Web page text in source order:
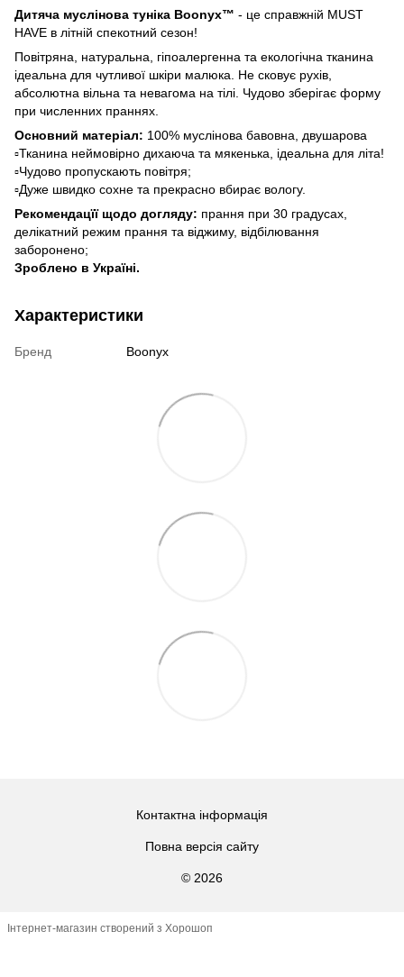
Дитяча муслінова туніка Boonyx™ - це справжній MUST
HAVE в літній спекотний сезон!
Повітряна, натуральна, гіпоалергенна та екологічна тканина
ідеальна для чутливої шкіри малюка. Не сковує рухів,
абсолютна вільна та невагома на тілі. Чудово зберігає форму
при численних праннях.
Основний матеріал: 100% муслінова бавовна, двушарова
▫️Тканина неймовірно дихаюча та мякенька, ідеальна для літа!
▫️Чудово пропускають повітря;
▫️Дуже швидко сохне та прекрасно вбирає вологу.
Рекомендацїї щодо догляду: прання при 30 градусах,
делікатний режим прання та віджиму, відбілювання
заборонено;
Зроблено в Україні.
Характеристики
Бренд Boonyx
Контактна інформація
Повна версія сайту
© 2026
Інтернет-магазин створений з Хорошоп